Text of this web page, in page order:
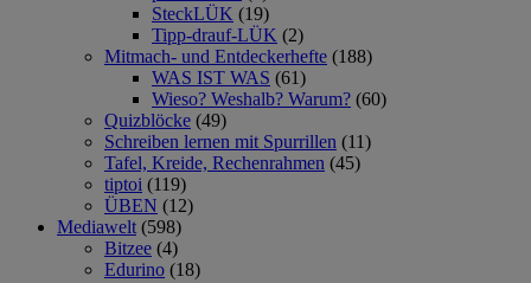
SteckLÜK (19)
Tipp-drauf-LÜK (2)
Mitmach- und Entdeckerhefte (188)
WAS IST WAS (61)
Wieso? Weshalb? Warum? (60)
Quizblöcke (49)
Schreiben lernen mit Spurrillen (11)
Tafel, Kreide, Rechenrahmen (45)
tiptoi (119)
ÜBEN (12)
Mediawelt (598)
Bitzee (4)
Edurino (18)